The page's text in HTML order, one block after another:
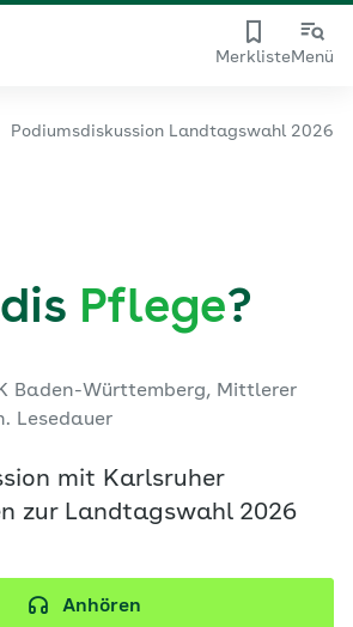
MerklisteMenü
Podiumsdiskussion Landtagswahl 2026
Pflege?
Baden-Württemberg, Mittlerer
Lesedauer
mit Karlsruher
zur Landtagswahl 2026
Anhören